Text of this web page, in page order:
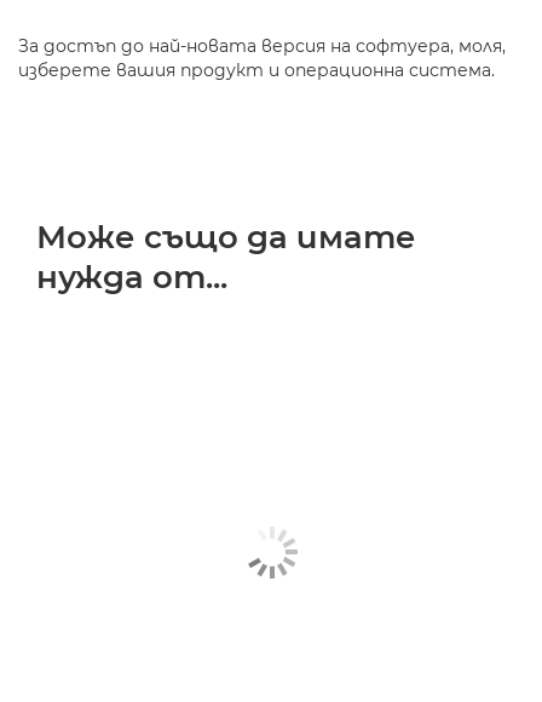
За достъп до най-новата версия на софтуера, моля,
изберете вашия продукт и операционна система.
Може също да имате
нужда от...